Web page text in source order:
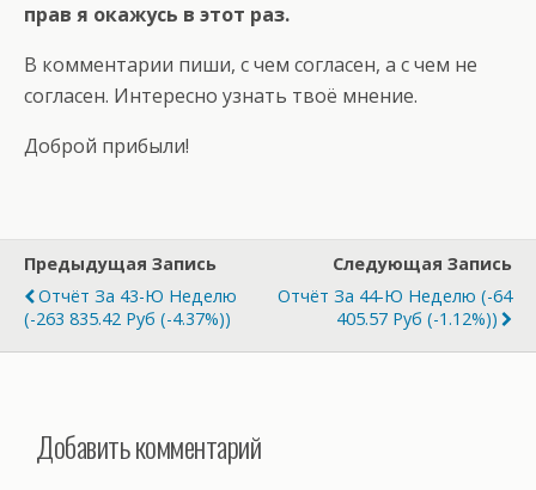
прав я окажусь в этот раз.
В комментарии пиши, с чем согласен, а с чем не
согласен. Интересно узнать твоё мнение.
Доброй прибыли!
Предыдущая Запись
Отчёт За 43-Ю Неделю
(-263 835.42 Руб (-4.37%))
Следующая Запись
Отчёт За 44-Ю Неделю (-64
405.57 Руб (-1.12%))
Добавить комментарий